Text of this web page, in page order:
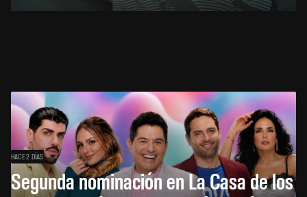
HACE 2 DÍAS
Segunda nominación en La Casa de los